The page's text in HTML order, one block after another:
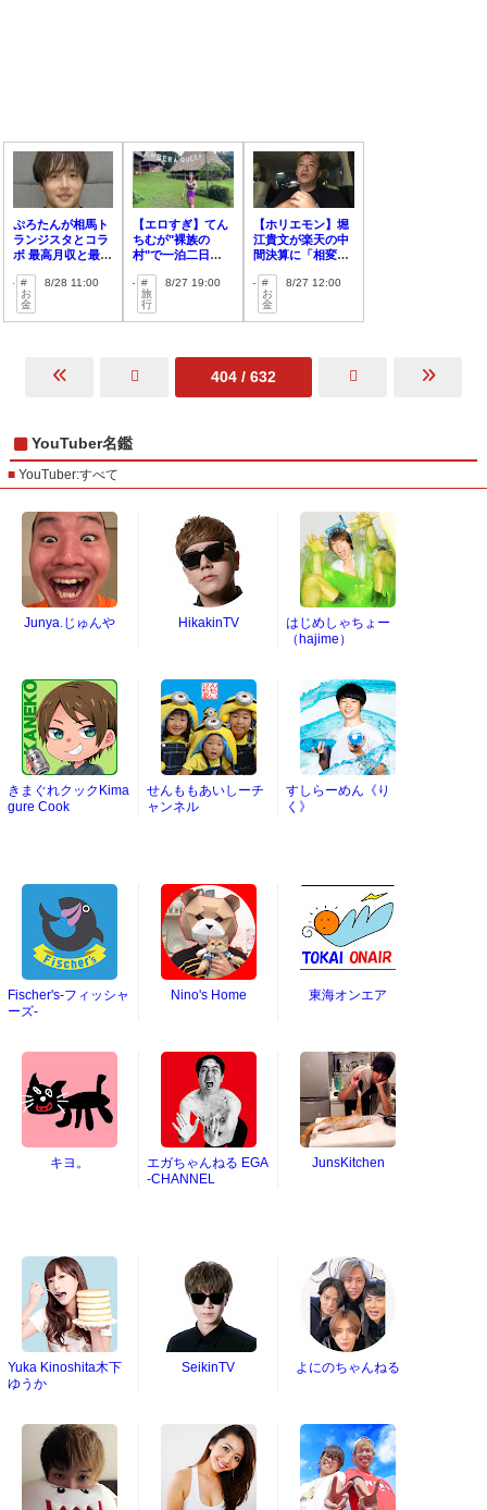
ぷろたんが相馬ト
ランジスタとコラ
ボ 最高月収と最近
お
金
8/28 11:00
【エロすぎ】てん
ちむが"裸族の
村"で一泊二日の
旅
行
8/27 19:00
【ホリエモン】堀
江貴文が楽天の中
間決算に「相変わ
ント！
お
金
8/27 12:00
404 / 632
YouTuber名鑑
YouTuber:すべて
Junya.じゅんや HikakinTV
はじめしゃちょー
（hajime）
きまぐれクックKima
gure Cook
せんももあいしーチ
ャンネル
すしらーめん《り
く》
Fischer's-フィッシャ
ーズ-
Nino's Home 東海オンエア
キヨ。
エガちゃんねる EGA
-CHANNEL
JunsKitchen
Yuka Kinoshita木下
ゆうか
SeikinTV よにのちゃんねる